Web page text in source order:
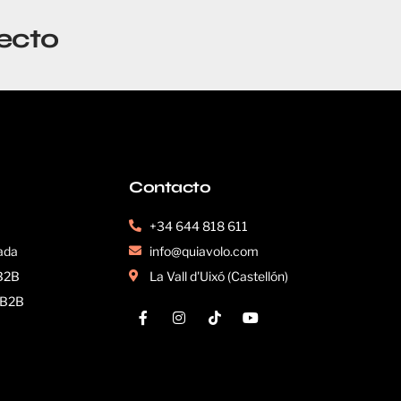
Contacto
+34 644 818 611
info@quiavolo.com
La Vall d'Uixó (Castellón)